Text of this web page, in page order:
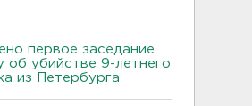
первое заседание
об убийстве 9-летнего
из Петербурга